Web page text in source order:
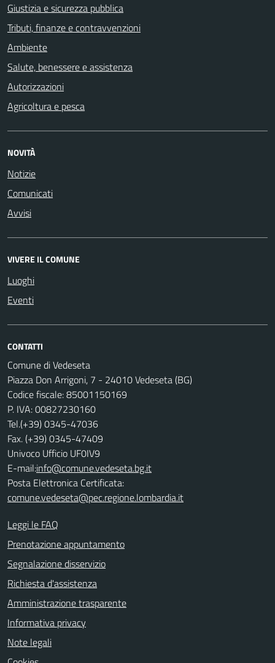
Giustizia e sicurezza pubblica
Tributi, finanze e contravvenzioni
Ambiente
Salute, benessere e assistenza
Autorizzazioni
Agricoltura e pesca
NOVITÀ
Notizie
Comunicati
Avvisi
VIVERE IL COMUNE
Luoghi
Eventi
CONTATTI
Comune di Vedeseta
Piazza Don Arrigoni, 7 - 24010 Vedeseta (BG)
Codice fiscale: 85001150169
P. IVA: 00827230160
Tel.(+39) 0345-47036
Fax. (+39) 0345-47409
Univoco Ufficio UF0IV9
E-mail:info@comune.vedeseta.bg.it
Posta Elettronica Certificata:
comune.vedeseta@pec.regione.lombardia.it
Leggi le FAQ
Prenotazione appuntamento
Segnalazione disservizio
Richiesta d'assistenza
Amministrazione trasparente
Informativa privacy
Note legali